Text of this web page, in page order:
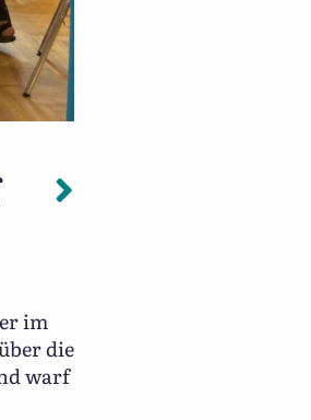
Kulturerbe.
Nächster:
im
die
warf